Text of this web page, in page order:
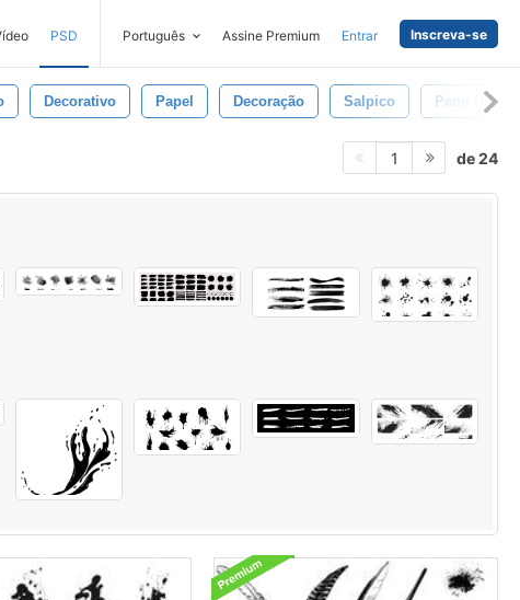
PSD Português Assine Premium Entrar Inscreva-se
Decorativo Papel Decoração Salpico Pano De
1 de 24